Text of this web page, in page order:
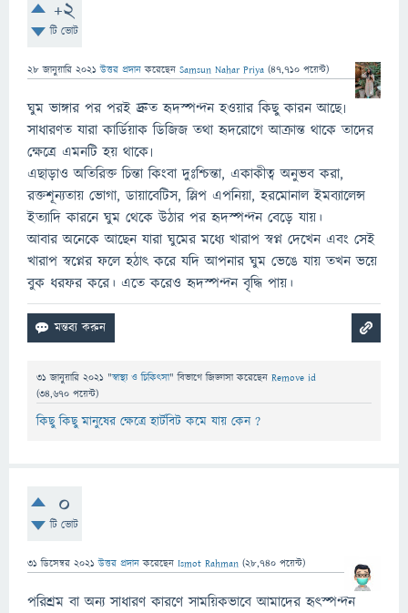
+2
টি ভোট
28 জানুয়ারি 2021 উত্তর প্রদান করেছেন Samsun Nahar Priya (47,710 পয়েন্ট)
ঘুম ভাঙ্গার পর পরই দ্রুত হৃদস্পন্দন হওয়ার কিছু কারন আছে৷
সাধারণত যারা কার্ডিয়াক ডিজিজ তথা হৃদরোগে আক্রান্ত থাকে তাদের
ক্ষেত্রে এমনটি হয় থাকে৷
এছাড়াও অতিরিক্ত চিন্তা কিংবা দুঃশ্চিন্তা, একাকীত্ব অনুভব করা,
রক্তশূন্যতায় ভোগা, ডায়াবেটিস, স্লিপ এপনিয়া, হরমোনাল ইমব্যালেন্স
ইত্যাদি কারনে ঘুম থেকে উঠার পর হৃদস্পন্দন বেড়ে যায়।
আবার অনেকে আছেন যারা ঘুমের মধ্যে খারাপ স্বপ্ন দেখেন এবং সেই
খারাপ স্বপ্নের ফলে হঠাৎ করে যদি আপনার ঘুম ভেঙে যায় তখন ভয়ে
বুক ধরফর করে। এতে করেও হৃদস্পন্দন বৃদ্ধি পায়।
31 জানুয়ারি 2021 "স্বাস্থ্য ও চিকিৎসা" বিভাগে জিজ্ঞাসাকরেছেন Remove id
(34,670 পয়েন্ট)
কিছু কিছু মানুষের ক্ষেত্রে হার্টবিট কমে যায় কেন ?
0
টি ভোট
31 ডিসেম্বর 2021 উত্তর প্রদান করেছেন Ismot Rahman (28,740 পয়েন্ট)
পরিশ্রম বা অন্য সাধারণ কারণে সাময়িকভাবে আমাদের হৃৎস্পন্দন